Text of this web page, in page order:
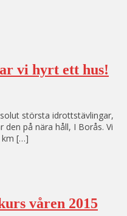
vi hyrt ett hus!
största idrottstävlingar,
den på nära håll, I Borås. Vi
km […]
våren 2015